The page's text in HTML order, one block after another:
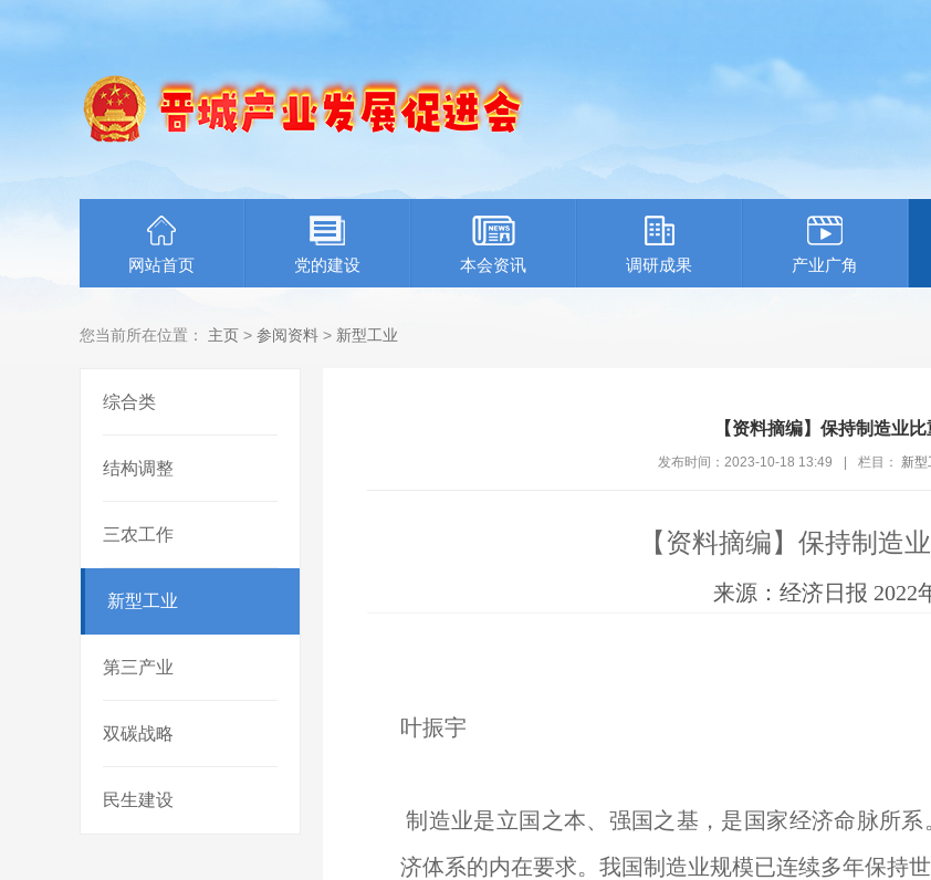
网站首页 党的建设 本会资讯 调研成果 产业广角
您当前所在位置： 主页 > 参阅资料 > 新型工业
综合类
结构调整
三农工作
新型工业
第三产业
双碳战略
民生建设
【资料摘编】保持制造业
发布时间：2023-10-18 13:49 栏目： 新型
【资料摘编】保持制造
来源：经济日报 2022
叶振宇
制造业是立国之本、强国之基，是国家经济命脉所
济体系的内在要求。我国制造业规模已连续多年保持